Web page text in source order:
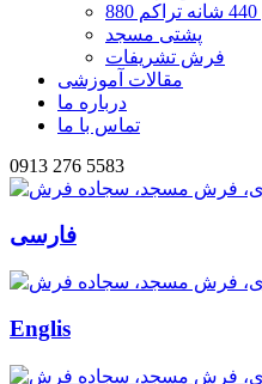
پشتی مسجد
فرش تشریفات
مقالات آموزشی
درباره ما
تماس با ما
0913 276 5583
فارسی
Englis